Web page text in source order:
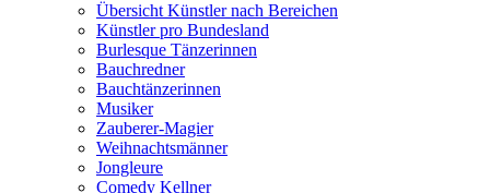
Übersicht Künstler nach Bereichen
Künstler pro Bundesland
Burlesque Tänzerinnen
Bauchredner
Bauchtänzerinnen
Musiker
Zauberer-Magier
Weihnachtsmänner
Jongleure
Comedy Kellner